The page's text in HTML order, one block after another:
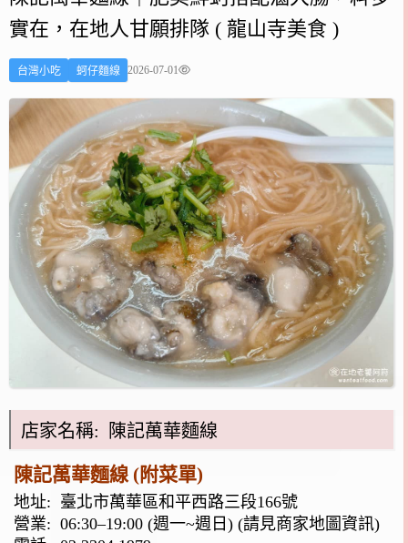
實在，在地人甘願排隊 ( 龍山寺美食 )
台灣小吃 蚵仔麵線 2026-07-01
店家名稱: 陳記萬華麵線
陳記萬華麵線 (附菜單)
地址: 臺北市萬華區和平西路三段166號
營業: 06:30–19:00 (週一~週日) (請見商家地圖資訊)